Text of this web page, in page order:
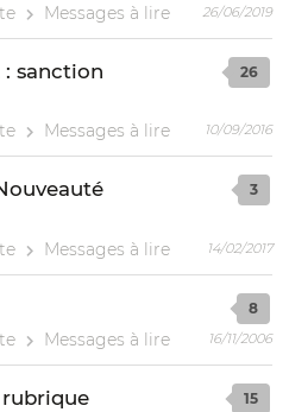
Messages à lire 26/06/2019
: sanction
Messages à lire
26
10/09/2016
Messages à lire
3
14/02/2017
Messages à lire
8
16/11/2006
15